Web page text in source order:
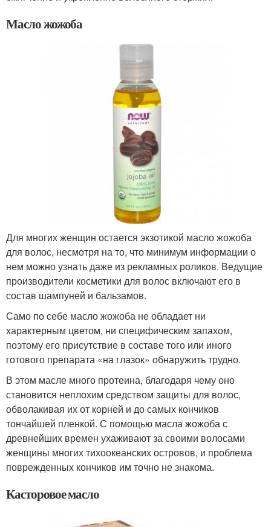
Масло жожоба
Для многих женщин остается экзотикой масло жожоба
для волос, несмотря на то, что минимум информации о
нем можно узнать даже из рекламных роликов. Ведущие
производители косметики для волос включают его в
состав шампуней и бальзамов.
Само по себе масло жожоба не обладает ни
характерным цветом, ни специфическим запахом,
поэтому его присутствие в составе того или иного
готового препарата «на глазок» обнаружить трудно.
В этом масле много протеина, благодаря чему оно
становится неплохим средством защиты для волос,
обволакивая их от корней и до самых кончиков
тончайшей пленкой. С помощью масла жожоба с
древнейших времен ухаживают за своими волосами
женщины многих тихоокеанских островов, и проблема
поврежденных кончиков им точно не знакома.
Касторовое масло